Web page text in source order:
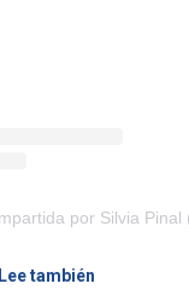
Lee también